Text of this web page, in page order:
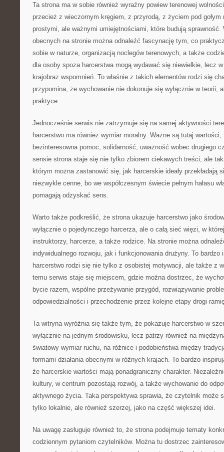
Ta strona ma w sobie również wyraźny powiew terenowej
przecież z wieczornym kręgiem, z przyrodą, z życiem pod
prostymi, ale ważnymi umiejętnościami, które budują sprawność.
obecnych na stronie można odnaleźć fascynację tym, co
sobie w naturze, organizacją noclegów terenowych, a także
dla osoby spoza harcerstwa mogą wydawać się niewielkie, lecz
krajobraz wspomnień. To właśnie z takich elementów rodzi się
przypomina, że wychowanie nie dokonuje się wyłącznie w teorii,
praktyce.
Jednocześnie serwis nie zatrzymuje się na samej aktywności
harcerstwo ma również wymiar moralny. Ważne są tutaj
bezinteresowna pomoc, solidarność, uważność wobec drugiego
sensie strona staje się nie tylko zbiorem ciekawych treści, ale
którym można zastanowić się, jak harcerskie ideały przekładają
niezwykle cenne, bo we współczesnym świecie pełnym hałasu
pomagają odzyskać sens.
Warto także podkreślić, że strona ukazuje harcerstwo jako
wyłącznie o pojedynczego harcerza, ale o całą sieć więzi, w
instruktorzy, harcerze, a także rodzice. Na stronie można
indywidualnego rozwoju, jak i funkcjonowania drużyny. To bardzo
harcerstwo rodzi się nie tylko z osobistej motywacji, ale także z
temu serwis staje się miejscem, gdzie można dostrzec, że
bycie razem, wspólne przeżywanie przygód, rozwiązywanie
odpowiedzialności i przechodzenie przez kolejne etapy drogi
Ta witryna wyróżnia się także tym, że pokazuje harcerstwo w
wyłącznie na jednym środowisku, lecz patrzy również na
światowy wymiar ruchu, na różnice i podobieństwa między
formami działania obecnymi w różnych krajach. To bardzo
że harcerskie wartości mają ponadgraniczny charakter.
kultury, w centrum pozostają rozwój, a także wychowanie do
aktywnego życia. Taka perspektywa sprawia, że czytelnik może
tylko lokalnie, ale również szerzej, jako na część większej idei.
Na uwagę zasługuje również to, że strona podejmuje tematy
codziennym pytaniom czytelników. Można tu dostrzec